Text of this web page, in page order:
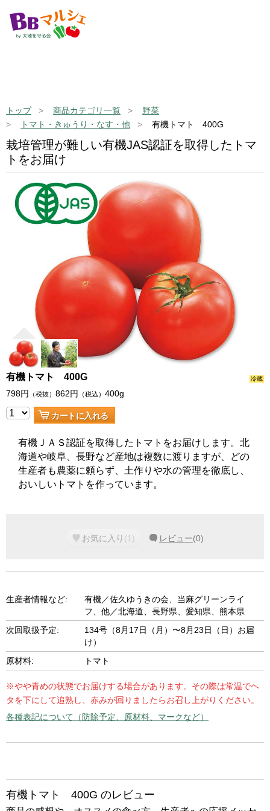
トップ 商品カテゴリ一覧
野菜
トマト・きゅうり・なす・他
有機トマト 400G
栽培管理が難しい有機JAS認証を取得したトマ
トをお届け
有機トマト 400G 冷蔵
798円 （税抜） 862円 （税込） 400g
カートに入れる
有機ＪＡＳ認証を取得したトマトをお届けします。北
海道や岐阜、長野など産地は複数に渡りますが、どの
生産者も農薬に頼らず、土作りや水の管理を徹底し、
おいしいトマトを作っています。
お気に入り (1 ) レビュー(0)
生産者情報など:
有機／佐久ゆうきの会、当麻グリーンライ
フ、他／北海道、長野県、愛知県、熊本県
次回取扱予定:
134号（8月17日（月）〜8月23日（日）お届
け）
原材料:
トマト
※やや青めの状態でお届けする場合があります。その際は常温でヘ
タを下にして追熟し、赤みが回りましたらお召し上がりください。
各種表記について（防除予定、原材料、マークなど）
有機トマト 400G のレビュー